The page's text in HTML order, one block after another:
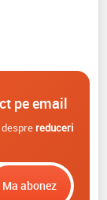
pe email
reduceri